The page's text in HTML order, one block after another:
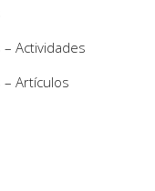
Actividades
Artículos